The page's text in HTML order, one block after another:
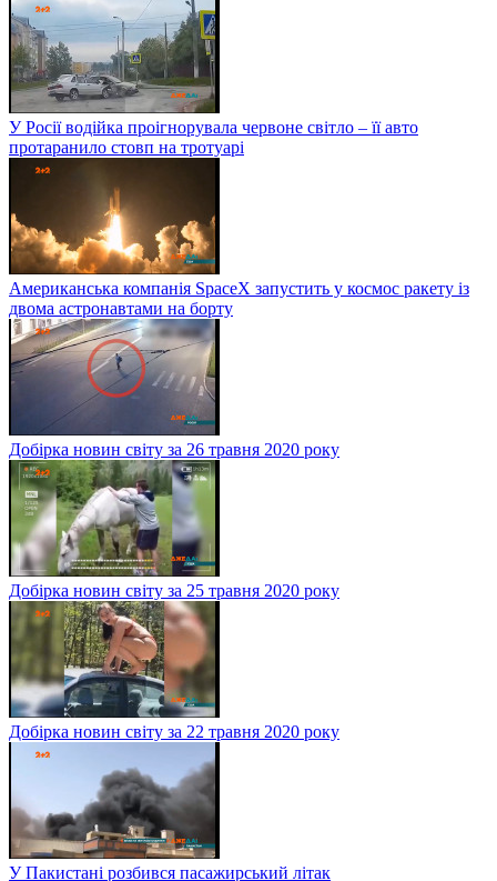
У Росії водійка проігнорувала червоне світло – її авто
протаранило стовп на тротуарі
Американська компанія SpaceX запустить у космос ракету із
двома астронавтами на борту
Добірка новин світу за 26 травня 2020 року
Добірка новин світу за 25 травня 2020 року
Добірка новин світу за 22 травня 2020 року
У Пакистані розбився пасажирський літак